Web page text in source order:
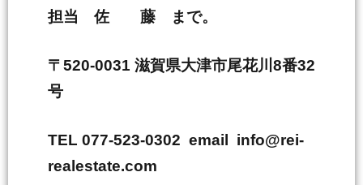
担当 佐 藤 まで。
〒520-0031 滋賀県大津市尾花川8番32
号
TEL 077-523-0302 email info@rei-
realestate.com